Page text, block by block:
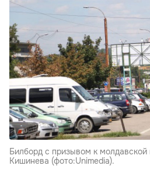
Билборд с призывом к
Кишинева (фото:Unimedia).